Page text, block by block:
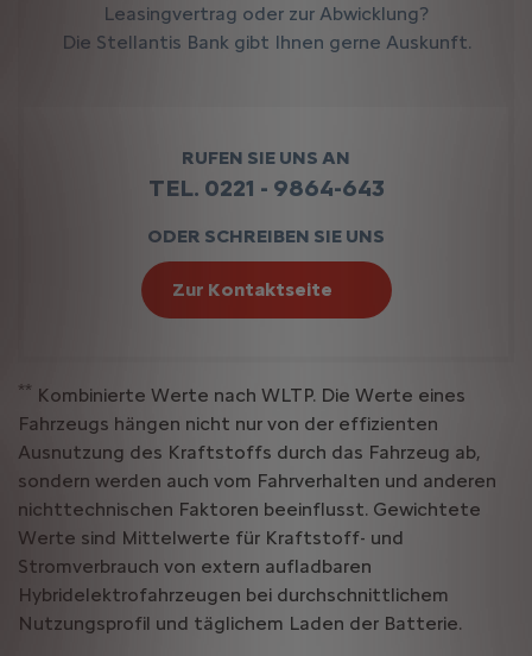
Leasingvertrag oder zur Abwicklung?
Die Stellantis Bank gibt Ihnen gerne Auskunft.
RUFEN SIE UNS AN
TEL. 0221 - 9864-643
ODER SCHREIBEN SIE UNS
Zur Kontaktseite
** Kombinierte Werte nach WLTP. Die Werte eines
Fahrzeugs hängen nicht nur von der effizienten
Ausnutzung des Kraftstoffs durch das Fahrzeug ab,
sondern werden auch vom Fahrverhalten und anderen
nichttechnischen Faktoren beeinflusst. Gewichtete
Werte sind Mittelwerte für Kraftstoff- und
Stromverbrauch von extern aufladbaren
Hybridelektrofahrzeugen bei durchschnittlichem
Nutzungsprofil und täglichem Laden der Batterie.